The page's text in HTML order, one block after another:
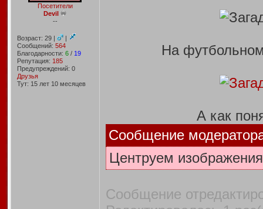
Посетители
Devil
--
Возраст: 29 |
|
Сообщений: 564
Благодарности: 6/ 19
Репутация: 185
Предупреждений: 0
Друзья
Тут: 15 лет 10 месяцев
На
А как
Сообщение
Центруем
Сообщение